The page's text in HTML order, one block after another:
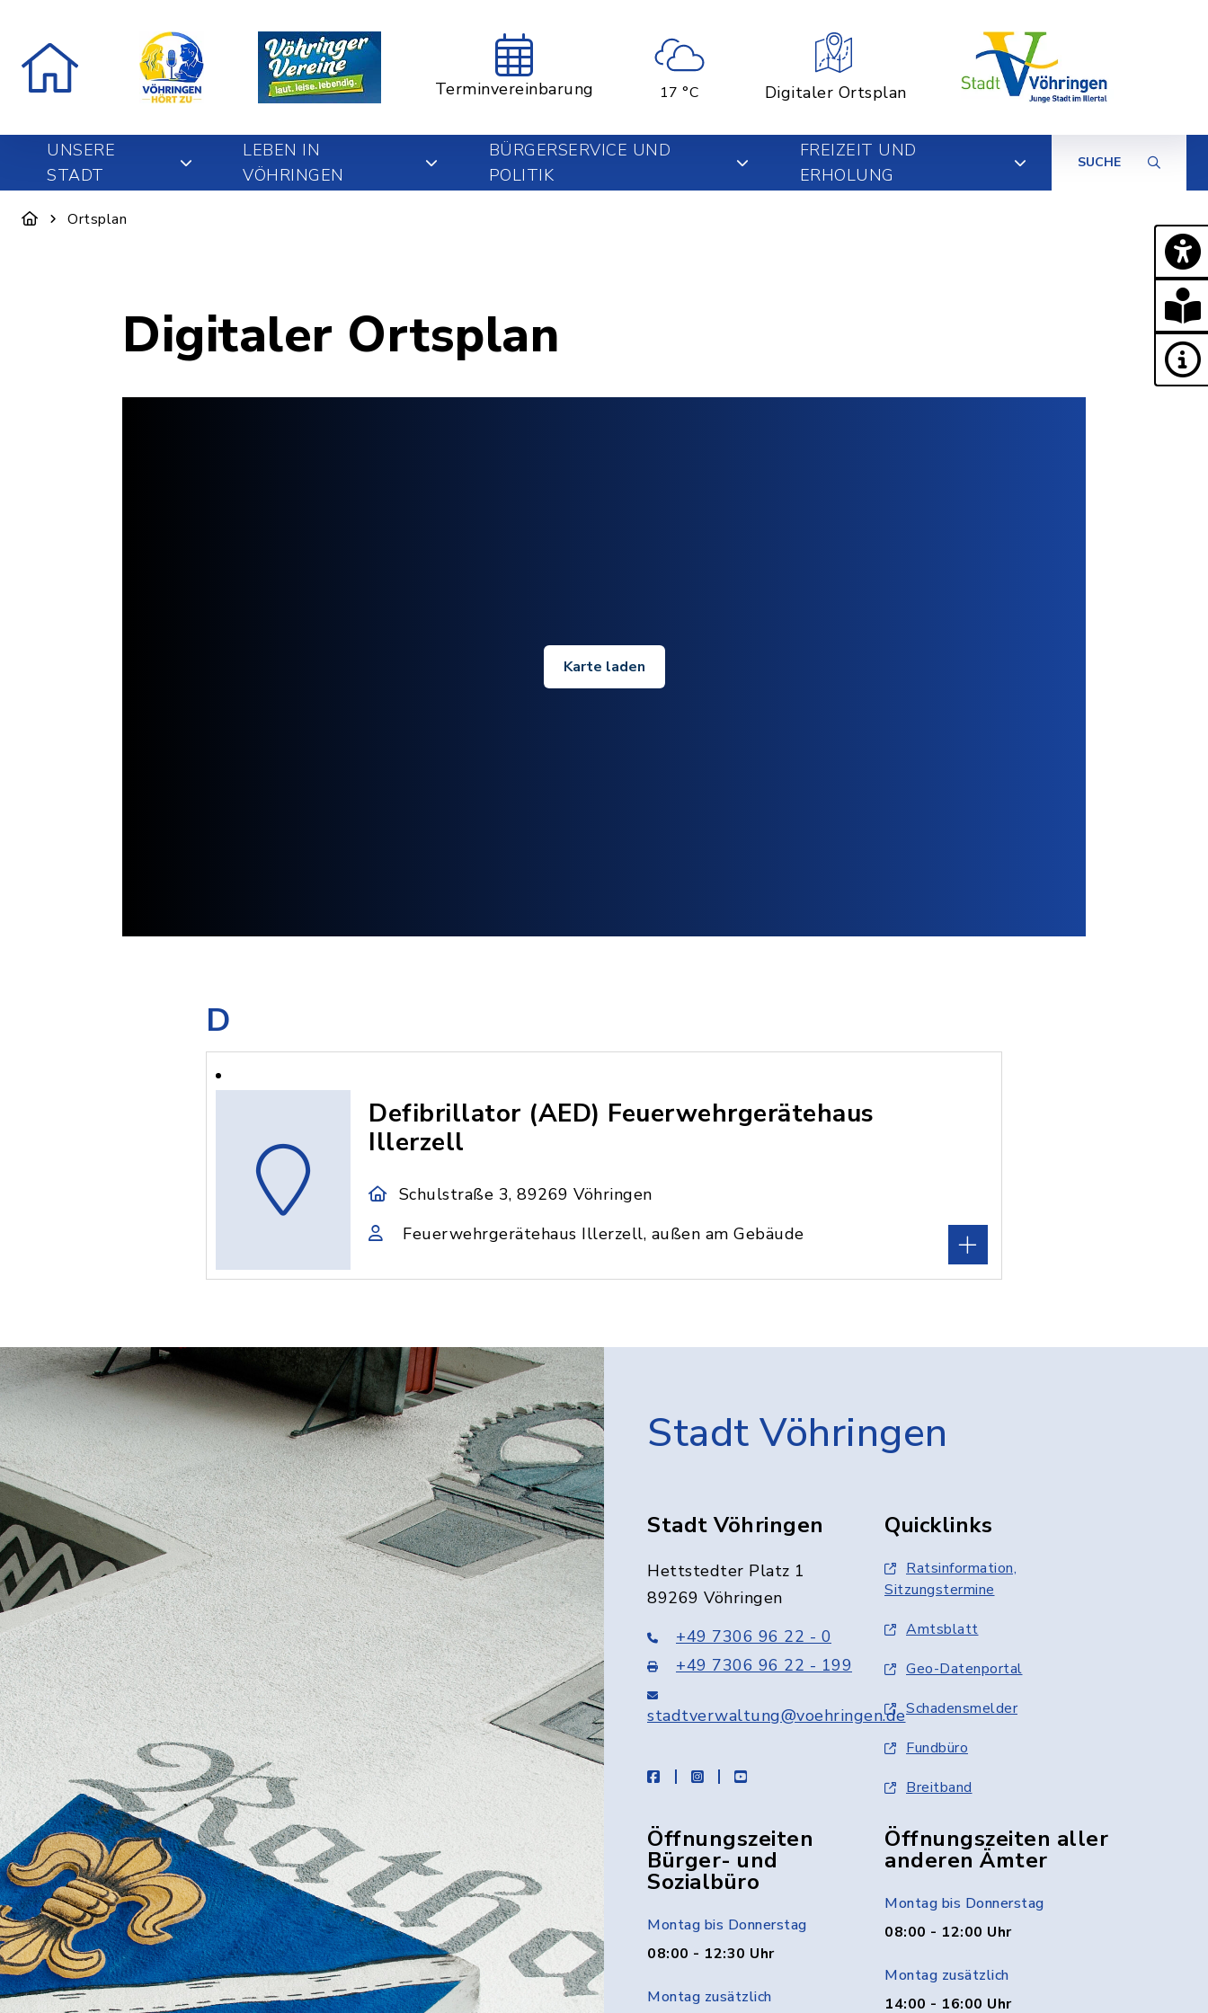
Terminvereinbarung 17 °C Digitaler Ortsplan
UNSERE
STADT
LEBEN IN
VÖHRINGEN
BÜRGERSERVICE UND
POLITIK
FREIZEIT UND
ERHOLUNG
SUCHE
Ortsplan
Digitaler Ortsplan
Karte laden
D
Defibrillator (AED) Feuerwehrgerätehaus
Illerzell
Schulstraße 3, 89269 Vöhringen
Feuerwehrgerätehaus Illerzell, außen am Gebäude
Stadt Vöhringen
Stadt Vöhringen
Hettstedter Platz 1
89269 Vöhringen
+49 7306 96 22 - 0
+49 7306 96 22 - 199
stadtverwaltung@voehringen.de
facebookinstagramyoutube
Quicklinks
Ratsinformation,
Sitzungstermine
Amtsblatt
Geo-Datenportal
Schadensmelder
Fundbüro
Breitband
Öffnungszeiten
Bürger- und
Sozialbüro
Montag bis Donnerstag
08:00 - 12:30 Uhr
Montag zusätzlich
Öffnungszeiten aller
anderen Ämter
Montag bis Donnerstag
08:00 - 12:00 Uhr
Montag zusätzlich
14:00 - 16:00 Uhr